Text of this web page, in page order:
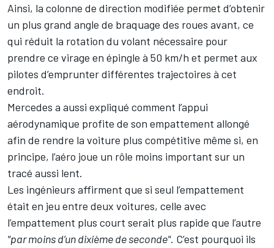
Ainsi, la colonne de direction modifiée permet d’obtenir
un plus grand angle de braquage des roues avant, ce
qui réduit la rotation du volant nécessaire pour
prendre ce virage en épingle à 50 km/h et permet aux
pilotes d’emprunter différentes trajectoires à cet
endroit.
Mercedes a aussi expliqué comment l’appui
aérodynamique profite de son empattement allongé
afin de rendre la voiture plus compétitive même si, en
principe, l’aéro joue un rôle moins important sur un
tracé aussi lent.
Les ingénieurs affirment que si seul l’empattement
était en jeu entre deux voitures, celle avec
l’empattement plus court serait plus rapide que l’autre
"par moins d’un dixième de seconde". C’est pourquoi ils